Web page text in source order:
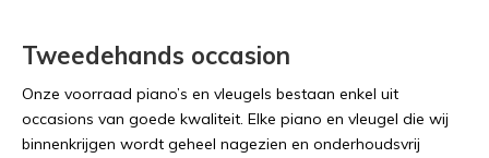
Tweedehands occasion
Onze voorraad piano’s en vleugels bestaan enkel uit
occasions van goede kwaliteit. Elke piano en vleugel die wij
binnenkrijgen wordt geheel nagezien en onderhoudsvrij